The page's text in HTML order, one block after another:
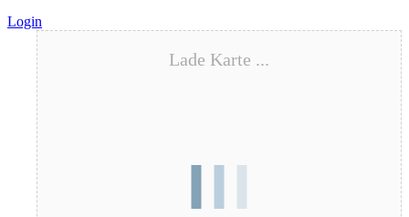
Login
Lade Karte ...